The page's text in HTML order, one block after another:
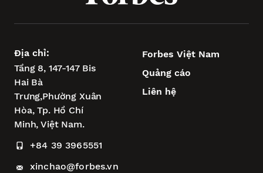
Địa chỉ:
Tầng 8, 147-147 Bis
Hai Bà
Trưng,Phường Xuân
Hòa,Tp. Hồ Chí
Minh, Việt Nam.
+84 39 3965551
xinchao@forbes.vn
Forbes Việt Nam
Quảng cáo
Liên hệ